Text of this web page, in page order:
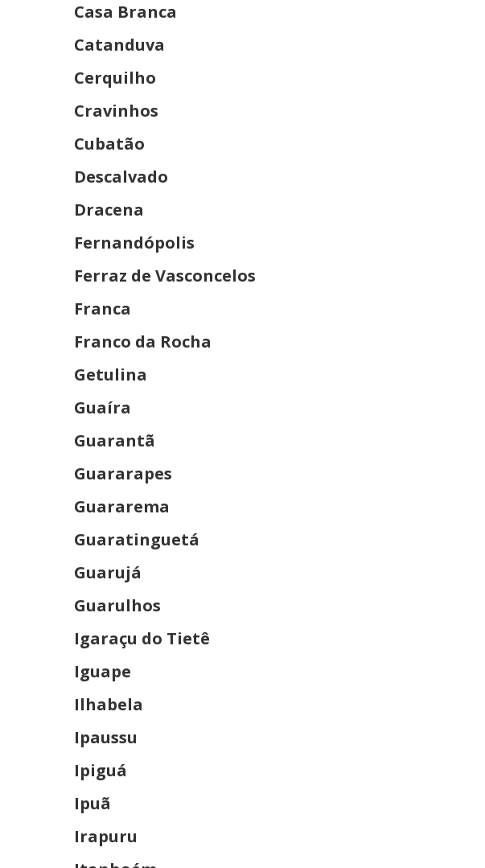
Casa Branca
Catanduva
Cerquilho
Cravinhos
Cubatão
Descalvado
Dracena
Fernandópolis
Ferraz de Vasconcelos
Franca
Franco da Rocha
Getulina
Guaíra
Guarantã
Guararapes
Guararema
Guaratinguetá
Guarujá
Guarulhos
Igaraçu do Tietê
Iguape
Ilhabela
Ipaussu
Ipiguá
Ipuã
Irapuru